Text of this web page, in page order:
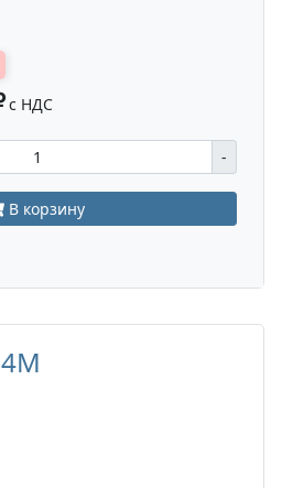
с НДС
-
В корзину